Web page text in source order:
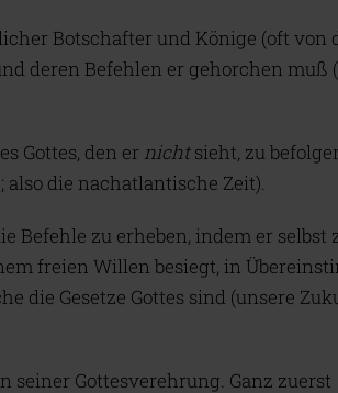
Botschafter und Könige (oft von
deren Befehlen er gehorchen muß
Gottes, den er nichtsieht, zu
die nachatlantische Zeit).
Befehle zu erheben, indem er selbst
freien Willen besiegt, in
die Gesetze Gottes sind (unsere
seiner Gottesverehrung. Ganz zuerst